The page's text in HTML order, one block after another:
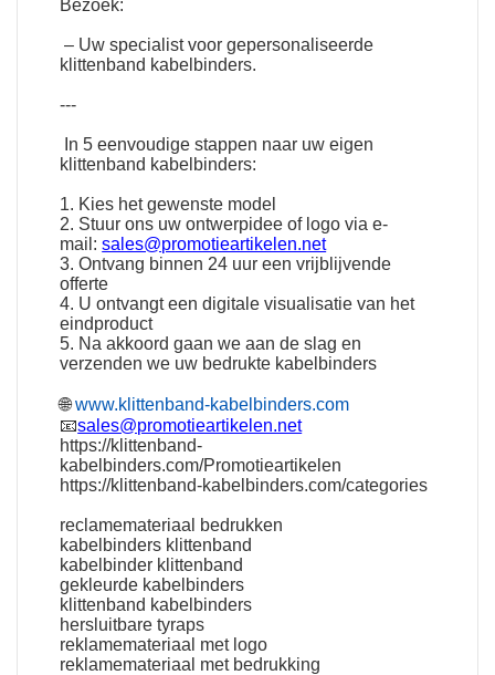
Bezoek:
– Uw specialist voor gepersonaliseerde
klittenband kabelbinders.
---
In 5 eenvoudige stappen naar uw eigen
klittenband kabelbinders:
1. Kies het gewenste model
2. Stuur ons uw ontwerpidee of logo via e-
mail:sales@promotieartikelen.net
3. Ontvang binnen 24 uur een vrijblijvende
offerte
4. U ontvangt een digitale visualisatie van het
eindproduct
5. Na akkoord gaan we aan de slag en
verzenden we uw bedrukte kabelbinders
🌐www.klittenband-kabelbinders.com
📧sales@promotieartikelen.net
https://klittenband-
kabelbinders.com/Promotieartikelen
https://klittenband-kabelbinders.com/categories
reclamemateriaal bedrukken
kabelbinders klittenband
kabelbinder klittenband
gekleurde kabelbinders
klittenband kabelbinders
hersluitbare tyraps
reklamemateriaal met logo
reklamemateriaal met bedrukking